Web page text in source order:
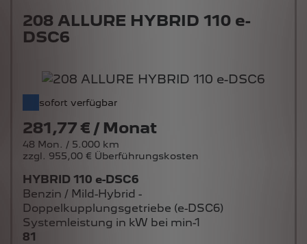
208 ALLURE HYBRID 110 e-
DSC6
sofort verfügbar
281,77 € / Monat
48 Mon. / 5.000 km
zzgl. 955,00 € Überführungskosten
HYBRID 110 e-DSC6
Benzin / Mild-Hybrid -
Doppelkupplungsgetriebe (e-DSC6)
Systemleistung in kW bei min-1
81